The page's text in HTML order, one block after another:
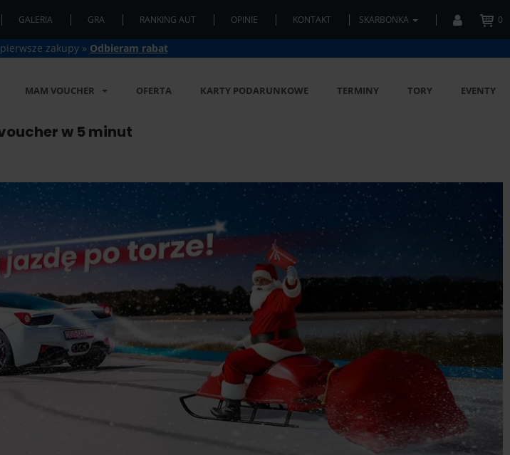
GALERIA GRA RANKING AUT OPINIE KONTAKT SKARBONKA 0
zakupy » Odbieram rabat
MAM VOUCHER OFERTA KARTY PODARUNKOWE TERMINY TORY EVENTY
w 5 minut